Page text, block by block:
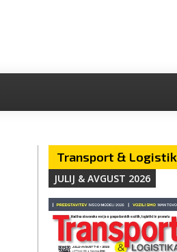
Transport &
JULIJ & AVGUST 2026